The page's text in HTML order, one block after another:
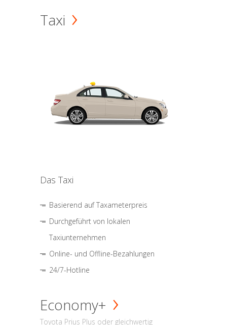
Taxi
Das Taxi
Basierend auf Taxameterpreis
Durchgeführt von lokalen
Taxiunternehmen
Online- und Offline-Bezahlungen
24/7-Hotline
Economy+
Toyota Prius Plus oder gleichwertig